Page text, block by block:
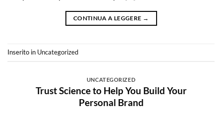
CONTINUA A LEGGERE →
Inserito in Uncategorized
UNCATEGORIZED
Trust Science to Help You Build Your
Personal Brand